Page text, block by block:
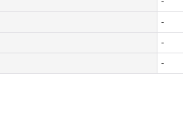
-
-
-